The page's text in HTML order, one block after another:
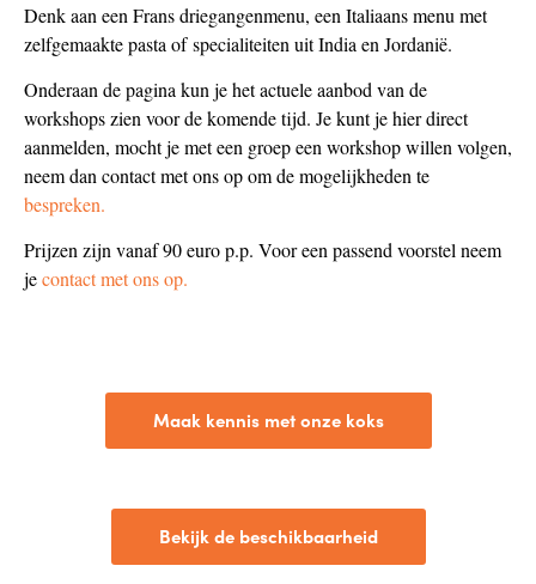
Denk aan een Frans driegangenmenu, een Italiaans menu met
zelfgemaakte pasta ofspecialiteiten uit India en Jordanië.
Onderaan de pagina kun je het actuele aanbod van de
workshops zien voor de komende tijd. Je kunt je hier direct
aanmelden, mocht je met een groep een workshop willen volgen,
neem dan contact met ons op om de mogelijkheden te
bespreken.
Prijzen zijn vanaf 90 euro p.p. Voor een passend voorstel neem
jecontact met ons op.
Maak kennis met onze koks
Bekijk de beschikbaarheid